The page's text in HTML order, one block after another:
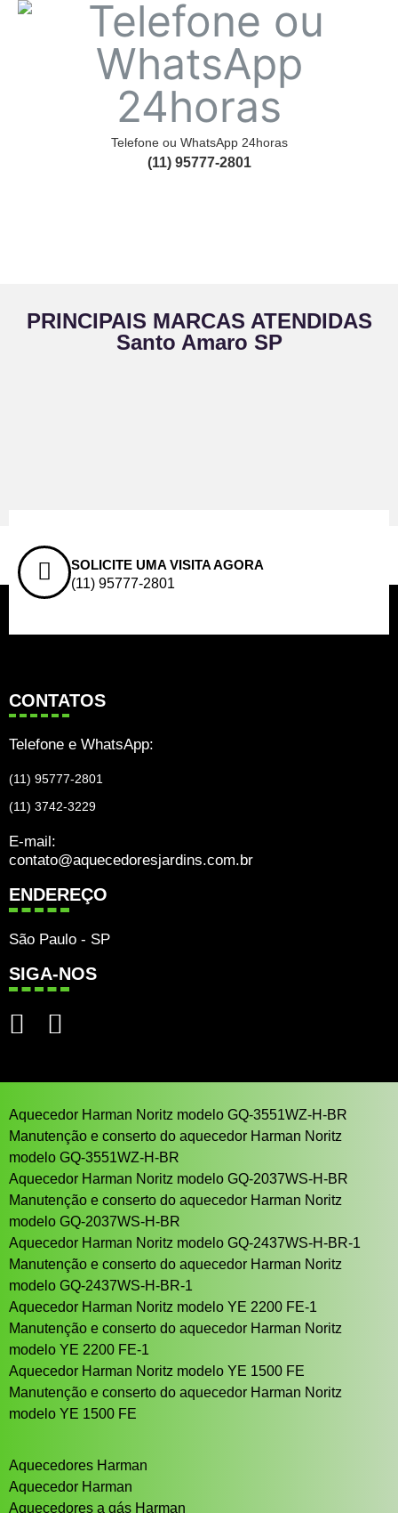
Telefone ou WhatsApp 24horas
(11) 95777-2801
PRINCIPAIS MARCAS ATENDIDAS
Santo Amaro SP
SOLICITE UMA VISITA AGORA
(11) 95777-2801
CONTATOS
Telefone e WhatsApp:
(11) 95777-2801
(11) 3742-3229
E-mail:
contato@aquecedoresjardins.com.br
ENDEREÇO
São Paulo - SP
SIGA-NOS
Aquecedor Harman Noritz modelo GQ-3551WZ-H-BR
Manutenção e conserto do aquecedor Harman Noritz
modelo GQ-3551WZ-H-BR
Aquecedor Harman Noritz modelo GQ-2037WS-H-BR
Manutenção e conserto do aquecedor Harman Noritz
modelo GQ-2037WS-H-BR
Aquecedor Harman Noritz modelo GQ-2437WS-H-BR-1
Manutenção e conserto do aquecedor Harman Noritz
modelo GQ-2437WS-H-BR-1
Aquecedor Harman Noritz modelo YE 2200 FE-1
Manutenção e conserto do aquecedor Harman Noritz
modelo YE 2200 FE-1
Aquecedor Harman Noritz modelo YE 1500 FE
Manutenção e conserto do aquecedor Harman Noritz
modelo YE 1500 FE
Aquecedores Harman
Aquecedor Harman
Aquecedores a gás Harman